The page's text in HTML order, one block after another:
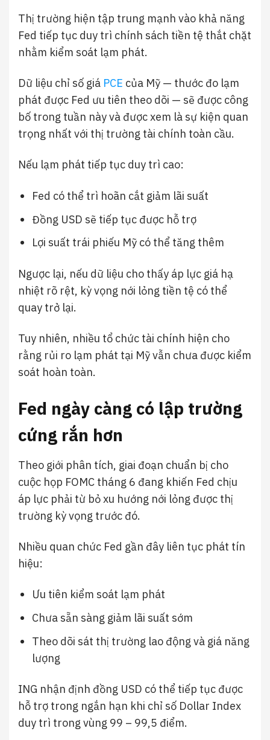
Thị trường hiện tập trung mạnh vào khả năng
Fed tiếp tục duy trì chính sách tiền tệ thắt chặt
nhằm kiểm soát lạm phát.
Dữ liệu chỉ số giá PCE của Mỹ — thước đo lạm
phát được Fed ưu tiên theo dõi — sẽ được công
bố trong tuần này và được xem là sự kiện quan
trọng nhất với thị trường tài chính toàn cầu.
Nếu lạm phát tiếp tục duy trì cao:
Fed có thể trì hoãn cắt giảm lãi suất
Đồng USD sẽ tiếp tục được hỗ trợ
Lợi suất trái phiếu Mỹ có thể tăng thêm
Ngược lại, nếu dữ liệu cho thấy áp lực giá hạ
nhiệt rõ rệt, kỳ vọng nới lỏng tiền tệ có thể
quay trở lại.
Tuy nhiên, nhiều tổ chức tài chính hiện cho
rằng rủi ro lạm phát tại Mỹ vẫn chưa được kiểm
soát hoàn toàn.
Fed ngày càng có lập trường
cứng rắn hơn
Theo giới phân tích, giai đoạn chuẩn bị cho
cuộc họp FOMC tháng 6 đang khiến Fed chịu
áp lực phải từ bỏ xu hướng nới lỏng được thị
trường kỳ vọng trước đó.
Nhiều quan chức Fed gần đây liên tục phát tín
hiệu:
Ưu tiên kiểm soát lạm phát
Chưa sẵn sàng giảm lãi suất sớm
Theo dõi sát thị trường lao động và giá năng
lượng
ING nhận định đồng USD có thể tiếp tục được
hỗ trợ trong ngắn hạn khi chỉ số Dollar Index
duy trì trong vùng 99 – 99,5 điểm.